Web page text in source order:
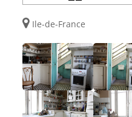
Ile-de-France